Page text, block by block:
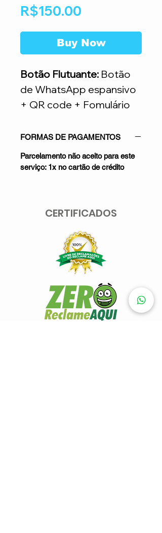
R$150.00
Buy Now
Botão Flutuante: Botão
de WhatsApp espansivo
+ QR code + Fomulário
FORMAS DE PAGAMENTOS
Parcelamento não aceito para este
serviço: 1x no cartão de crédito
CERTIFICADOS